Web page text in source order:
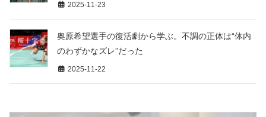
2025-11-23
奥原希望選手の復活劇から学ぶ。不調の正体は“体内
のわずかなズレ”だった
2025-11-22